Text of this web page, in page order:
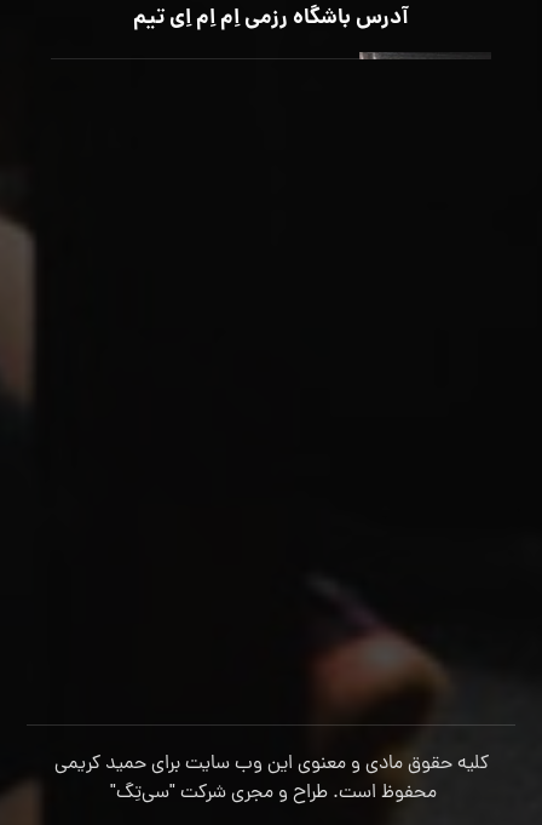
آدرس باشگاه رزمی اِم اِم اِی تیم
کلیه حقوق مادی و معنوی این وب سایت برای حمید کریمی
محفوظ است. طراح و مجری شرکت"سی‌تِگ"